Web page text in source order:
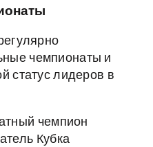
чемпионаты и
статус лидеров в
чемпион
Кубка